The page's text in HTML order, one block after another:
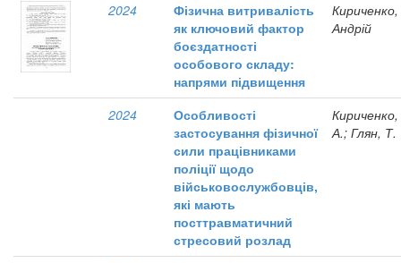
2024
Фізична витривалість
як ключовий фактор
боєздатності
особового складу:
напрями підвищення
Кириченко,
Андрій
2024
Особливості
застосування фізичної
сили працівниками
поліції щодо
військовослужбовців,
які мають
посттравматичний
стресовий розлад
Кириченко,
А.; Глян, Т.